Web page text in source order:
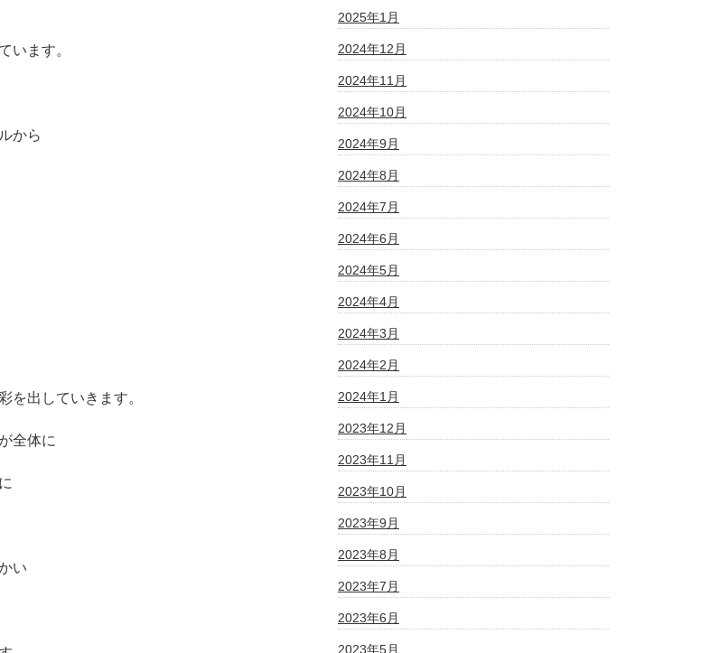
います。
から
を出していきます。
全体に
い
2025年1月
2024年12月
2024年11月
2024年10月
2024年9月
2024年8月
2024年7月
2024年6月
2024年5月
2024年4月
2024年3月
2024年2月
2024年1月
2023年12月
2023年11月
2023年10月
2023年9月
2023年8月
2023年7月
2023年6月
2023年5月